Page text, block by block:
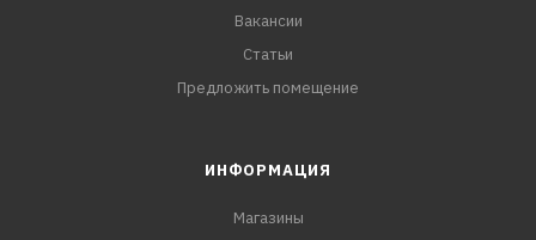
Вакансии
Статьи
Предложить помещение
ИНФОРМАЦИЯ
Магазины